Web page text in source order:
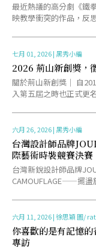
最近熱議的高分劇《鐵
映教學衝突的作品，反
七月 01, 2026|黑秀小編
2026 荊山新創獎，
關於荊山新創獎｜ 自
入第五屆之時也正式更
六月 26, 2026|黑秀小編
台灣設計師品牌
際藝術時裝競賽決賽
台灣新銳設計師品牌
CAMOUFLAGE——擺盪
六月 11, 2026|徐思穎 圖/
你喜歡的是有記憶
專訪